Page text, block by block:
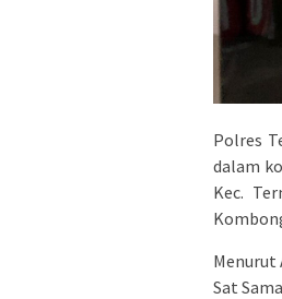
Polres
dalam
Kec.
Menurut
Sat